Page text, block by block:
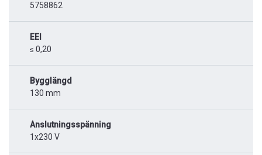
5758862
EEI
≤ 0,20
Bygglängd
130 mm
Anslutningsspänning
1x230 V